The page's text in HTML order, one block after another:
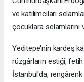
ve katılımcıları
çocuklara selamlarını
Yeditepe'nin kardeş
rüzgârların estiği,
İstanbul'da,